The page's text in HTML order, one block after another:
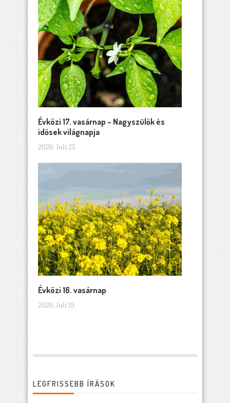
Évközi 17. vasárnap – Nagyszülők és
idősek világnapja
2026. Juli 25
Évközi 16. vasárnap
2026. Juli 19
LEGFRISSEBB ÍRÁSOK